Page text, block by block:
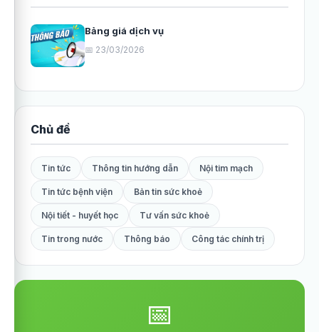
Bảng giá dịch vụ
📅 23/03/2026
Chủ đề
Tin tức Thông tin hướng dẫn Nội tim mạch
Tin tức bệnh viện Bản tin sức khoẻ
Nội tiết - huyết học Tư vấn sức khoẻ
Tin trong nước Thông báo Công tác chính trị
📅